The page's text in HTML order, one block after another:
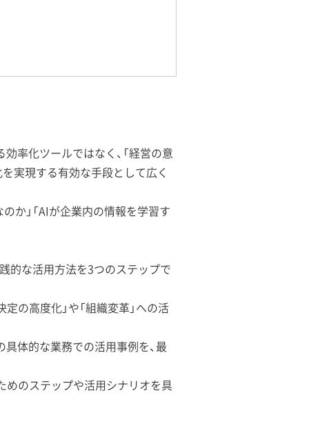
率化ツールではなく、「経営の意
実現する有効な手段として広く
か」「AIが企業内の情報を学習す
的な活用方法を3つのステップで
の高度化」や「組織変革」への活
具体的な業務での活用事例を、最
めのステップや活用シナリオを具